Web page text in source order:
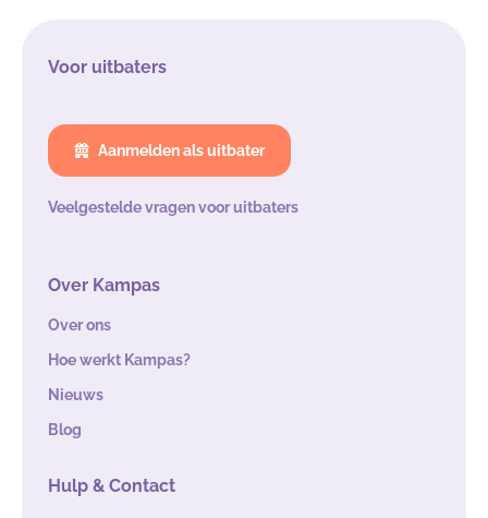
Voor uitbaters
Aanmelden als uitbater
Veelgestelde vragen voor uitbaters
Over Kampas
Over ons
Hoe werkt Kampas?
Nieuws
Blog
Hulp & Contact